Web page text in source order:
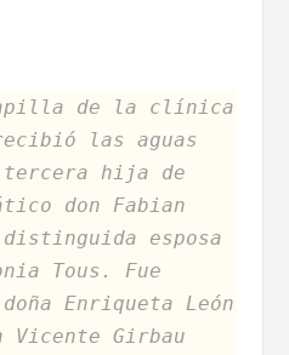
de la clínica
las aguas
hija de
don Fabian
esposa
Tous. Fue
Enriqueta León
Vicente Girbau